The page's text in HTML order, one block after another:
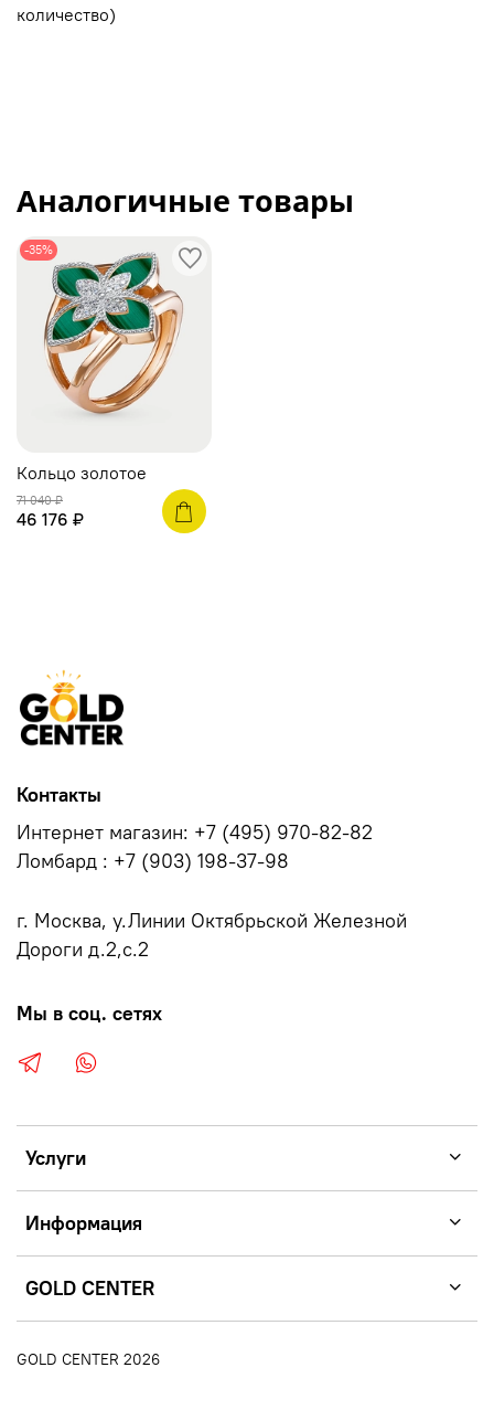
количество)
Аналогичные товары
-35%
Кольцо золотое
71 040 ₽
46 176 ₽
Услуги
Информация
GOLD CENTER
Контакты
Интернет магазин: +7 (495) 970-82-82
Ломбард : +7 (903) 198-37-98
г. Москва, у.Линии Октябрьской Железной
Дороги д.2,с.2
Мы в соц. сетях
GOLD CENTER 2026